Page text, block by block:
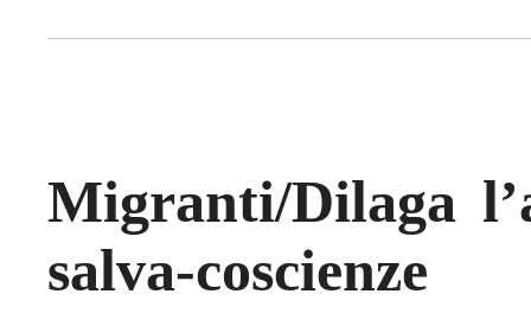
Migranti/Dilaga
salva-coscienze